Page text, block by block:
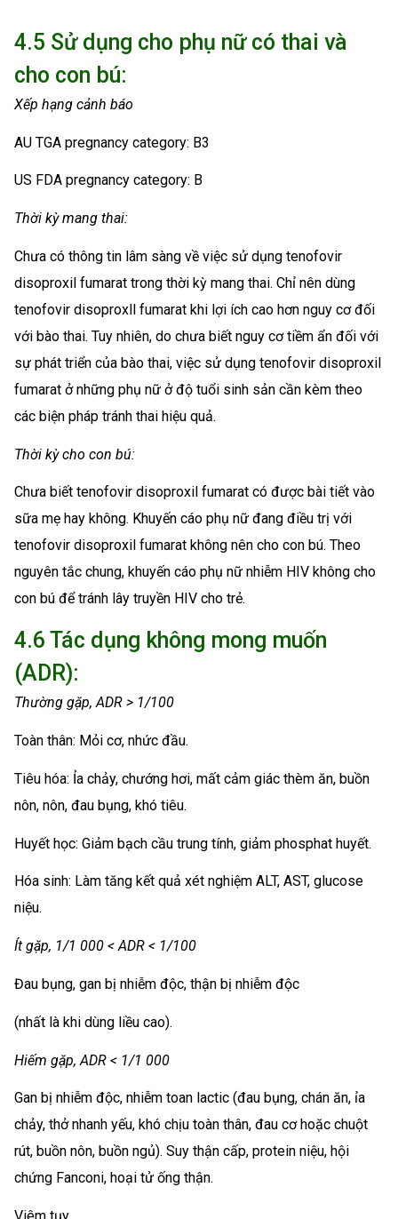
4.5 Sử dụng cho phụ nữ có thai và
cho con bú:
Xếp hạng cảnh báo
AU TGA pregnancy category: B3
US FDA pregnancy category: B
Thời kỳ mang thai:
Chưa có thông tin lâm sàng về việc sử dụng tenofovir
disoproxil fumarat trong thời kỳ mang thai. Chỉ nên dùng
tenofovir disoproxll fumarat khi lợi ích cao hơn nguy cơ đối
với bào thai. Tuy nhiên, do chưa biết nguy cơ tiềm ẩn đối với
sự phát triển của bào thai, việc sử dụng tenofovir disoproxil
fumarat ở những phụ nữ ở độ tuổi sinh sản cần kèm theo
các biện pháp tránh thai hiệu quả.
Thời kỳ cho con bú:
Chưa biết tenofovir disoproxil fumarat có được bài tiết vào
sữa mẹ hay không. Khuyến cáo phụ nữ đang điều trị với
tenofovir disoproxil fumarat không nên cho con bú. Theo
nguyên tắc chung, khuyến cáo phụ nữ nhiễm HIV không cho
con bú để tránh lây truyền HIV cho trẻ.
4.6 Tác dụng không mong muốn
(ADR):
Thường gặp, ADR > 1/100
Toàn thân: Mỏi cơ, nhức đầu.
Tiêu hóa: Ỉa chảy, chướng hơi, mất cảm giác thèm ăn, buồn
nôn, nôn, đau bụng, khó tiêu.
Huyết học: Giảm bạch cầu trung tính, giảm phosphat huyết.
Hóa sinh: Làm tăng kết quả xét nghiệm ALT, AST, glucose
niệu.
Ít gặp, 1/1 000 < ADR < 1/100
Đau bụng, gan bị nhiễm độc, thận bị nhiễm độc
(nhất là khi dùng liều cao).
Hiếm gặp, ADR < 1/1 000
Gan bị nhiễm độc, nhiễm toan lactic (đau bụng, chán ăn, ỉa
chảy, thở nhanh yếu, khó chịu toàn thân, đau cơ hoặc chuột
rút, buồn nôn, buồn ngủ). Suy thận cấp, protein niệu, hội
chứng Fanconi, hoại tử ống thận.